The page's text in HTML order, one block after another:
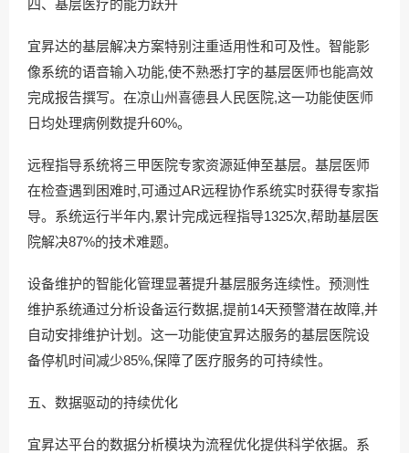
四、基层医疗的能力跃升
宜昇达的基层解决方案特别注重适用性和可及性。智能影
像系统的语音输入功能,使不熟悉打字的基层医师也能高效
完成报告撰写。在凉山州喜德县人民医院,这一功能使医师
日均处理病例数提升60%。
远程指导系统将三甲医院专家资源延伸至基层。基层医师
在检查遇到困难时,可通过AR远程协作系统实时获得专家指
导。系统运行半年内,累计完成远程指导1325次,帮助基层医
院解决87%的技术难题。
设备维护的智能化管理显著提升基层服务连续性。预测性
维护系统通过分析设备运行数据,提前14天预警潜在故障,并
自动安排维护计划。这一功能使宜昇达服务的基层医院设
备停机时间减少85%,保障了医疗服务的可持续性。
五、数据驱动的持续优化
宜昇达平台的数据分析模块为流程优化提供科学依据。系